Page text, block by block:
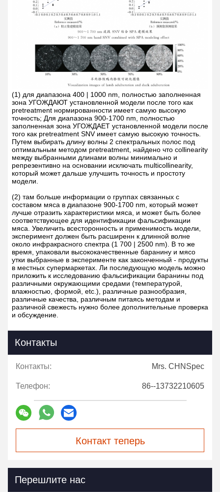
(1) для диапазона 400 | 1000 nm, полностью заполненная
зона УГОЖДАЮТ установленной модели после того как
pretreatment нормированности имеет самую высокую
точность; Для диапазона 900-1700 nm, полностью
заполненная зона УГОЖДАЕТ установленной модели после
того как pretreatment SNV имеет самую высокую точность.
Путем выбирать длину волны 2 спектральных полос под
оптимальным методом pretreatment, найдено что collinearity
между выбранными длинами волны минимально и
репрезентивно на основании исключать multicollinearity,
который может дальше улучшить точность и простоту
модели.
(2) там больше информации о группах связанных с
составом мяса в диапазоне 900-1700 nm, который может
лучше отразить характеристики мяса, и может быть более
соответствующее для идентификации фальсификации
мяса. Увеличить всесторонность и применимость модели,
эксперимент должен быть расширенн к длинной волне
около инфракрасного спектра (1 700 | 2500 nm). В то же
время, упаковали высококачественные баранину и мясо
утки выбранные в эксперименте как законченный - продукты
в местных супермаркетах. Ли последующую модель можно
приложить к исследованию фальсификации баранины под
различными окружающими средами (температурой,
влажностью, формой, etc.), различные разнообразия,
различные качества, различным питаясь методам и
различной свежесть нужно более дополнительные проверка
и обсуждение.
Контакты
Контакты: Mrs. CHNSpec
Телефон: 86--13732210605
Контакт теперь
Перешлите нас